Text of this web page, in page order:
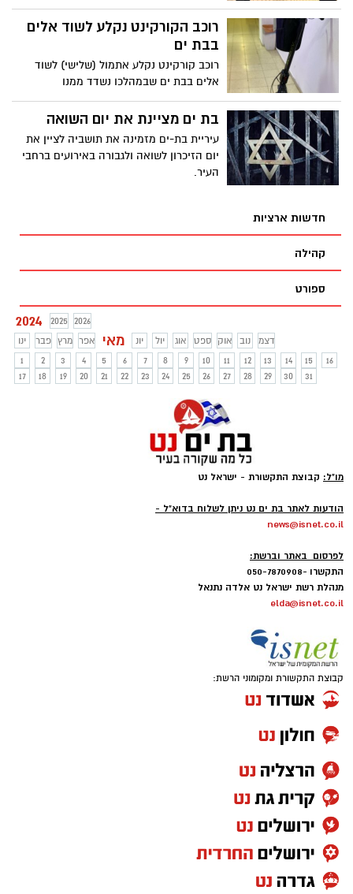
רוכב הקורקינט נקלע לשוד אלים
בבת ים
רוכב קורקינט נקלע אתמול (שלישי) לשוד
אלים בבת ים שבמהלכו נשדד ממנו
הקורקינט. המשטרה עצרה שני חשודים בשוד
תוך איכון בזמן אמת.
בת ים מציינת את יום השואה
עיריית בת-ים מזמינה את תושביה לציין את
יום הזיכרון לשואה ולגבורה באירועים ברחבי
העיר.
חדשות ארציות
קהילה
ספורט
2024 2025
2026
ינו
פבר מרץ אפר מאי יונ יול אוג ספט אוק נוב
דצמ
1
2 3 4 5 6 7 8 9 10 11 12 13 14 15
16
17
18 19 20 21 22 23 24 25 26 27 28 29 30 31
מו"ל: קבוצת התקשורת - ישראל נט
הודעות לאתר בת ים נט ניתן לשלוח בדוא"ל -
news@isnet.co.il
לפרסום באתר וברשת:
התקשרו -050-7870908
מנהלת רשת ישראל נט אלדה נתנאל
elda@isnet.co.il
קבוצת התקשורת ומקומוני הרשת: